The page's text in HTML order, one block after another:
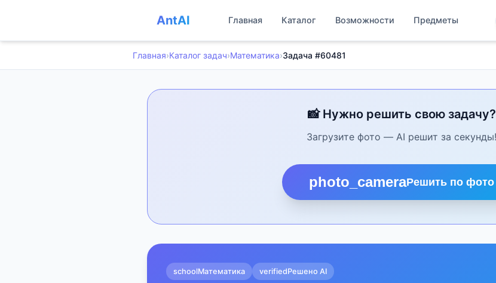
AntAI Главная Каталог Возможности Предметы
Главная›Каталог задач›Математика›Задача #60481
📸 Нужно решить свою задачу?
Загрузите фото — AI решит за секунды!
photo_cameraРешить по фото
schoolМатематика verifiedРешено AI